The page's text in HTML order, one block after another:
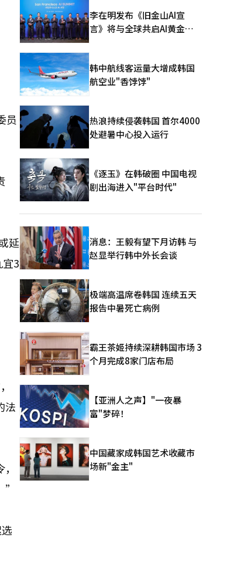
员
延
3
法
”
李在明发布《旧金山AI宣
言》将与全球共启AI黄金时
韩中航线客运量大增成韩国
航空业"香饽饽"
热浪持续侵袭韩国 首尔4000
处避暑中心投入运行
《逐玉》在韩破圈 中国电视
剧出海进入"平台时代"
消息：王毅有望下月访韩 与
赵显举行韩中外长会谈
极端高温席卷韩国 连续五天
报告中暑死亡病例
霸王茶姬持续深耕韩国市场 3
个月完成8家门店布局
【亚洲人之声】"一夜暴
富"梦碎！
中国藏家成韩国艺术收藏市
场新"金主"